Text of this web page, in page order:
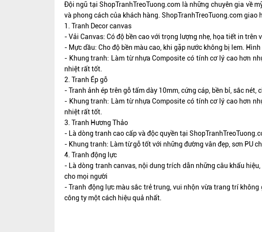
Đội ngũ tạiShopTranhTreoTuong.com là những chuyên gia về
và phong cách của khách hàng. ShopTranhTreoTuong.comgiao
1. Tranh Decor canvas
- Vải Canvas: Có độ bền cao với trọng lượng nhẹ, họa tiết in
- Mực dầu: Cho độ bền màu cao, khi gặp nước không bị lem.
- Khung tranh: Làm từ nhựa Composite có tính cơ lý cao hơn
nhiệt rất tốt.
2. Tranh Ép gỗ
- Tranh ảnh ép trên gỗ tấm dày 10mm, cứng cáp, bền bỉ, sắc nét,
- Khung tranh: Làm từ nhựa Composite có tính cơ lý cao hơn
nhiệt rất tốt.
3. Tranh Hương Thảo
- Là dòng tranh cao cấp và độc quyền tại
- Khung tranh: Làm từ gỗ tốt với những đường vân đẹp, sơn PU
4. Tranh động lực
- Là dòng tranh canvas, nội dung trích dẫn những câu khẩu
cho mọi người
- Tranh động lực màu sắc trẻ trung, vui nhộn vừa trang trí
công ty một cách hiệu quả nhất.